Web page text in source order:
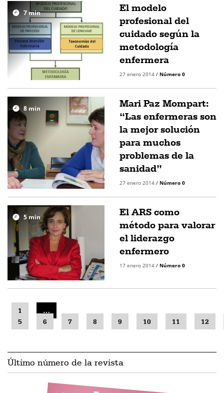
7min
El modelo
profesional del
cuidado según la
metodología
enfermera
27 enero 2014 / Número 0
8 min
Mari Paz Mompart:
“Las enfermeras son
la mejor solución
para muchos
problemas de la
sanidad”
27 enero 2014 / Número 0
5 min
El ARS como
método para valorar
el liderazgo
enfermero
17 enero 2014 / Número 0
1
…
5
6 7 8 9 10 11 12
Último número de la revista